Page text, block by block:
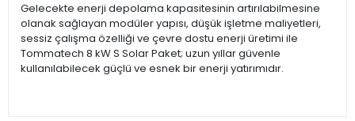
Gelecekte enerji depolama kapasitesinin artırılabilmesine
olanak sağlayan modüler yapısı, düşük işletme maliyetleri,
sessiz çalışma özelliği ve çevre dostu enerji üretimi ile
Tommatech 8 kW S Solar Paket; uzun yıllar güvenle
kullanılabilecek güçlü ve esnek bir enerji yatırımıdır.